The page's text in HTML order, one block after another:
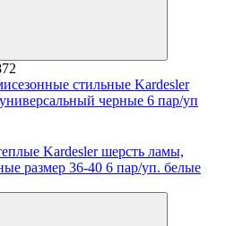
стильные Kardesler
черные 6 пар/уп